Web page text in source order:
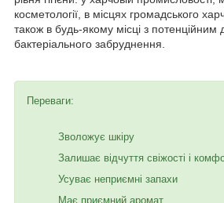
косметології, в місцях громадського
також в будь-якому місці з
бактеріального забруднення.
Переваги:
Зволожує шкіру
Залишає відчуття свіжості і
Усуває неприємні запахи
Має приємний аромат